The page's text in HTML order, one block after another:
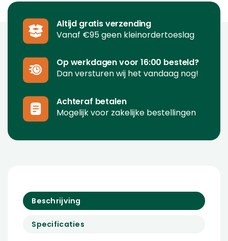
Altijd gratis verzending
Vanaf €95 geen kleinordertoeslag
Op werkdagen voor 16:00 besteld?
Dan versturen wij het vandaag nog!
Achteraf betalen
Mogelijk voor zakelijke bestellingen
Beschrijving
Specificaties